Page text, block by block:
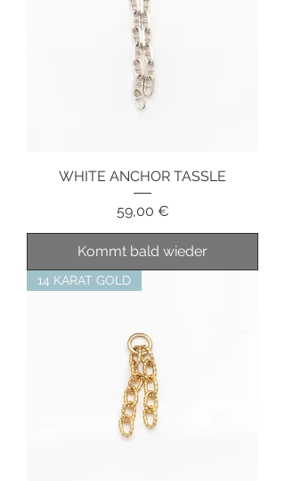
WHITE ANCHOR TASSLE
Preis
59,00 €
Kommt bald wieder
14 KARAT GOLD